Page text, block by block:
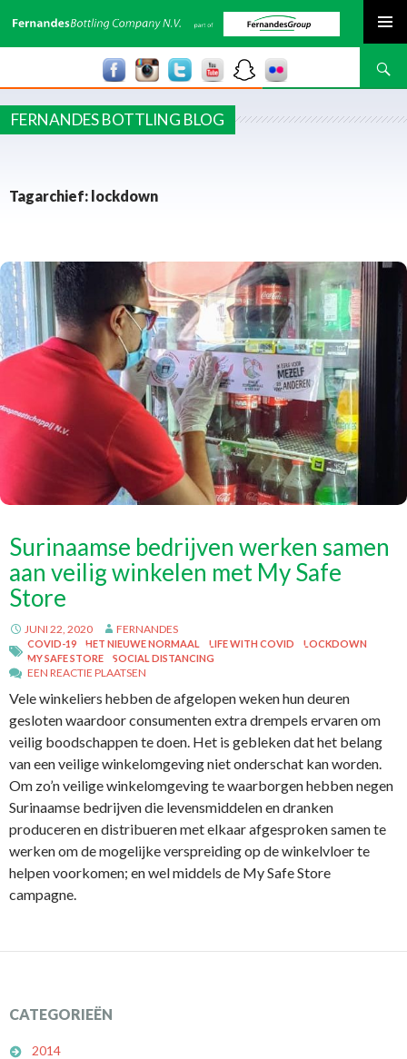
Zoeken
FERNANDES BOTTLING BLOG
Tagarchief: lockdown
Surinaamse bedrijven werken samen
aan veilig winkelen met My Safe
Store
JUNI 22, 2020 FERNANDES
COVID-19 HET NIEUWE NORMAAL LIFE WITH COVID
LOCKDOWN
MY SAFE STORE
SOCIAL DISTANCING
EEN REACTIE PLAATSEN
Vele winkeliers hebben de afgelopen weken hun deuren
gesloten waardoor consumenten extra drempels ervaren om
veilig boodschappen te doen. Het is gebleken dat het belang
van een veilige winkelomgeving niet onderschat kan worden.
Om zo’n veilige winkelomgeving te waarborgen hebben negen
Surinaamse bedrijven die levensmiddelen en dranken
produceren en distribueren met elkaar afgesproken samen te
werken om de mogelijke verspreiding op de winkelvloer te
helpen voorkomen; en wel middels de My Safe Store
campagne.
CATEGORIEËN
2014